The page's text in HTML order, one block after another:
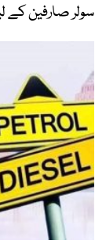
سولر صارفین کے